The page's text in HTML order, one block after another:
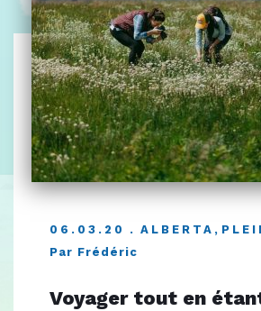
06.03.20 ALBERTA ,
Par Frédéric
Voyager tout en